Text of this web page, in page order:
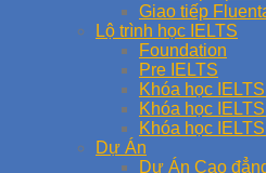
Giao tiếp
Lộ trình học IELTS
Foundation
Pre IELTS
Khóa học
Khóa học
Khóa học
Dự Án
Dự Án Cao